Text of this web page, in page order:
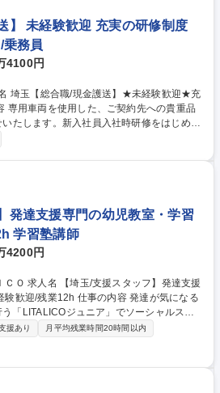
】 未経験歓迎 充実の研修制度
務員
4100円
たします。新入社員入社時研修をはじめと
手厚いフォロー体制があります。 【業務
※勤務は常に仲間と一緒のチームプレー！
多い為、モチベーションを維持しながら質
埼玉【総合職/現金護
制度有！
発達支援専門の幼児教室・学習
学習塾講師
4200円
】発達支援
事の内容 発達が気になる
「LITALICOジュニア」でソーシャルスキ
お任せします。営業や販売での経験を活か
いただきます。 【詳細】■支援立
に合わせた独自のプログラムを作成し、遊
ル獲得を目指します。■支援：計画に沿い
活動を通して楽しくできるを作ります。■
援あり
月平均残業時間20時間以内